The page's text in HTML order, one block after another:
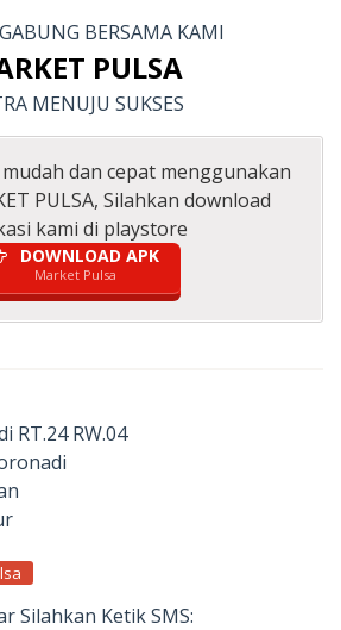
BERSAMA KAMI
PULSA
MENUJU SUKSES
dan cepat menggunakan
PULSA, Silahkan download
kami di playstore
DOWNLOAD APK
Market Pulsa
RT.24 RW.04
Silahkan Ketik SMS: